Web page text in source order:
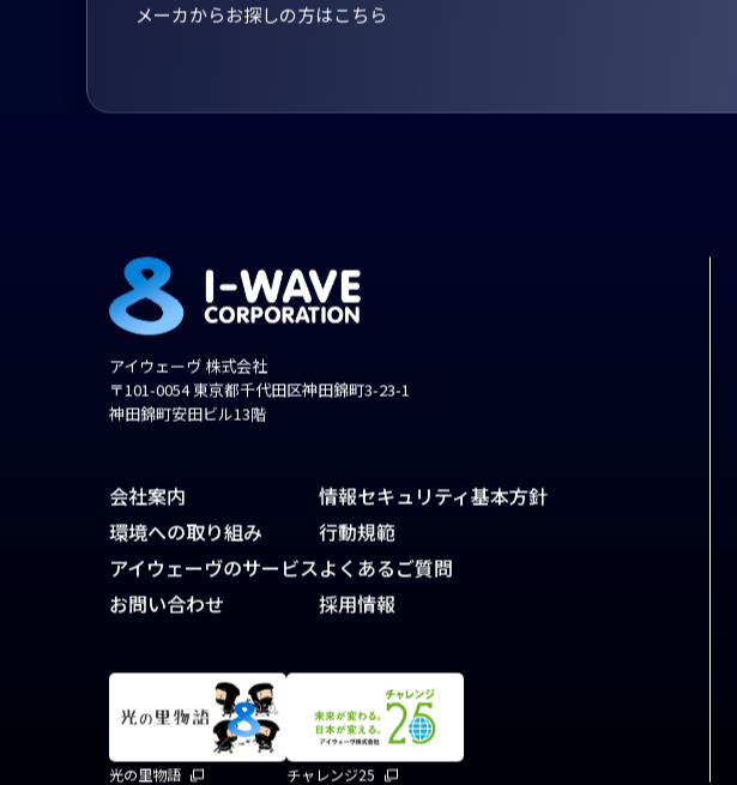
メーカからお探しの方はこちら
アイウェーヴ 株式会社
〒101-0054 東京都千代田区神田錦町3-23-1
神田錦町安田ビル13階
会社案内
環境への取り組み
アイウェーヴのサービス
お問い合わせ
情報セキュリティ基本方針
行動規範
よくあるご質問
採用情報
光の里物語 チャレンジ25